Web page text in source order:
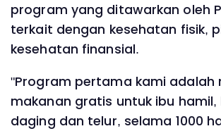
program yang ditawarkan oleh
terkait dengan kesehatan fisik,
kesehatan finansial.
"Program pertama kami adalah
makanan gratis untuk ibu hamil,
daging dan telur, selama 1000